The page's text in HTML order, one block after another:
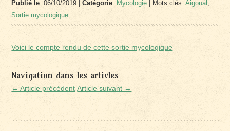
Publié le: 06/10/2019 |Catégorie: Mycologie | Mots clés:Aigoual ,
Sortie mycologique
Voici le compte rendu de cette sortie mycologique
Navigation dans les articles
← Article précédent Article suivant →